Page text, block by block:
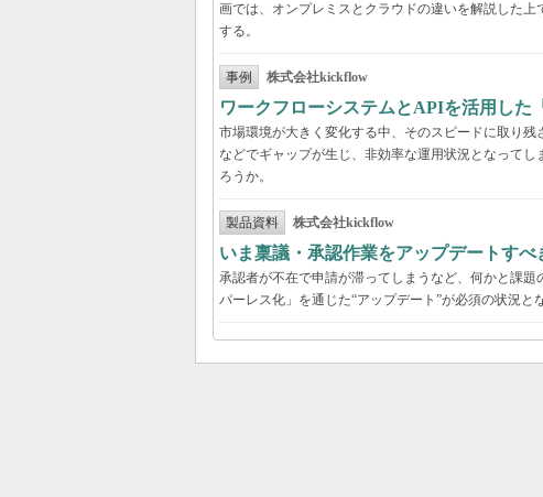
画では、オンプレミスとクラウドの違いを解説した
する。
事例 株式会社kickflow
ワークフローシステムとAPIを活用した
市場環境が大きく変化する中、そのスピードに取り
などでギャップが生じ、非効率な運用状況となって
ろうか。
製品資料 株式会社kickflow
いま稟議・承認作業をアップデートすべ
承認者が不在で申請が滞ってしまうなど、何かと課
パーレス化」を通じた“アップデート”が必須の状況と